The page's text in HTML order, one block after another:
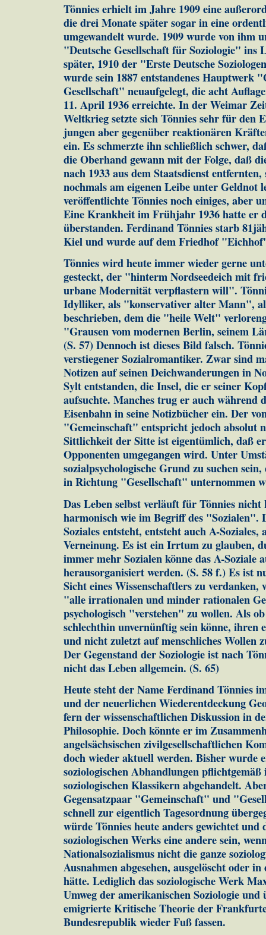
Tönnies erhielt im Jahre 1909 eine
die drei Monate später sogar in eine
umgewandelt wurde. 1909 wurde von ihm
"Deutsche Gesellschaft für Soziologie" ins
später, 1910 der "Erste Deutsche
wurde sein 1887 entstandenes Hauptwerk
Gesellschaft" neuaufgelegt, die acht
11. April 1936 erreichte. In der Weimar
Weltkrieg setzte sich Tönnies sehr für den
jungen aber gegenüber reaktionären
ein. Es schmerzte ihn schließlich schwer,
die Oberhand gewann mit der Folge, daß
nach 1933 aus dem Staatsdienst
nochmals am eigenen Leibe unter Geldnot
veröffentlichte Tönnies noch einiges, aber
Eine Krankheit im Frühjahr 1936 hatte er
überstanden. Ferdinand Tönnies starb
Kiel und wurde auf dem Friedhof
Tönnies wird heute immer wieder gerne
gesteckt, der "hinterm Nordseedeich mit
urbane Modernität verpflastern will".
Idylliker, als "konservativer alter Mann",
beschrieben, dem die "heile Welt"
"Grausen vom modernen Berlin, seinem
(S. 57) Dennoch ist dieses Bild falsch.
verstiegener Sozialromantiker. Zwar sind
Notizen auf seinen Deichwanderungen in
Sylt entstanden, die Insel, die er seiner
aufsuchte. Manches trug er auch während
Eisenbahn in seine Notizbücher ein. Der
"Gemeinschaft" entspricht jedoch absolut
Sittlichkeit der Sitte ist eigentümlich, daß
Opponenten umgegangen wird. Unter
sozialpsychologische Grund zu suchen
in Richtung "Gesellschaft" unternommen
Das Leben selbst verläuft für Tönnies
harmonisch wie im Begriff des "Sozialen".
Soziales entsteht, entsteht auch A-Soziales,
Verneinung. Es ist ein Irrtum zu glauben,
immer mehr Sozialen könne das A-Soziale
herausorganisiert werden. (S. 58 f.) Es ist
Sicht eines Wissenschaftlers zu verdanken,
"alle irrationalen und minder rationalen
psychologisch "verstehen" zu wollen. Als
schlechthin unvernünftig sein könne, ihren
und nicht zuletzt auf menschliches Wollen
Der Gegenstand der Soziologie ist nach
nicht das Leben allgemein. (S. 65)
Heute steht der Name Ferdinand Tönnies
und der neuerlichen Wiederentdeckung
fern der wissenschaftlichen Diskussion in
Philosophie. Doch könnte er im
angelsächsischen zivilgesellschaftlichen
doch wieder aktuell werden. Bisher wurde
soziologischen Abhandlungen
soziologischen Klassikern abgehandelt.
Gegensatzpaar "Gemeinschaft" und
schnell zur eigentlich Tagesordnung
würde Tönnies heute anders gewichtet und
soziologischen Werks eine andere sein,
Nationalsozialismus nicht die ganze
Ausnahmen abgesehen, ausgelöscht oder
hätte. Lediglich das soziologische Werk
Umweg der amerikanischen Soziologie und
emigrierte Kritische Theorie der
Bundesrepublik wieder Fuß fassen.